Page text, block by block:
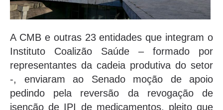
A CMB e outras 23 entidades que integram o
Instituto Coalizão Saúde – formado por
representantes da cadeia produtiva do setor
-, enviaram ao Senado moção de apoio
pedindo pela reversão da revogação de
isenção de IPI de medicamentos, pleito que